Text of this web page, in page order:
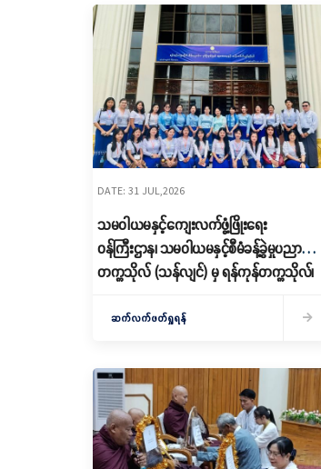
DATE: 31 JUL,2026
သမဝါယမနှင့်ကျေးလက်ဖွံ့ဖြိုးရေး
ဝန်ကြီးဌာန၊ သမဝါယမနှင့်စီမံခန့်ခွဲမှုပညာ
တက္ကသိုလ် (သန်လျင်) မှ ရန်ကုန်တက္ကသိုလ်၊
သုတေသနနှင့်ဆန်းသစ်တီထွင်မှုဖိုရမ်သို့
ဆက်လက်ဖတ်ရှုရန်